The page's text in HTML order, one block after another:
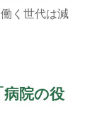
く世代は減
院の役